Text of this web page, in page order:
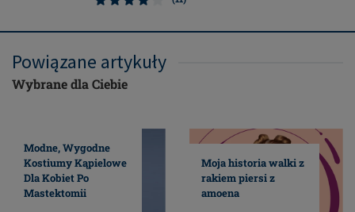
Powiązane artykuły
Wybrane dla Ciebie
Modne, Wygodne
Kostiumy Kąpielowe
Dla Kobiet Po
Mastektomii
Moja historia walki z
rakiem piersi z
amoena